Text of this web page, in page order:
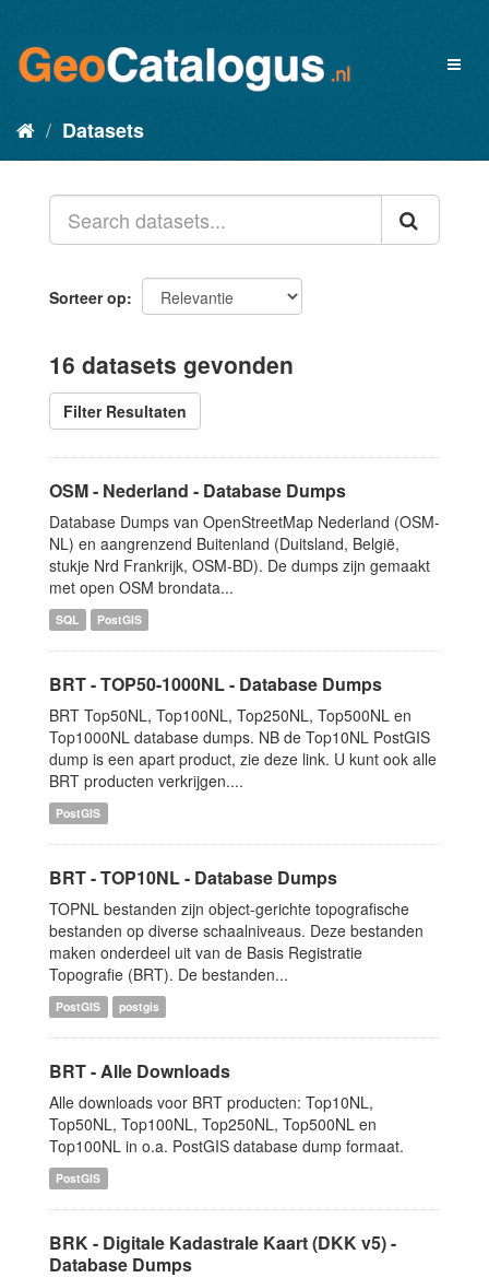
Datasets
Sorteer op
16 datasets gevonden
Filter Resultaten
OSM - Nederland - Database Dumps
Database Dumps van OpenStreetMap Nederland (OSM-
NL) en aangrenzend Buitenland (Duitsland, België,
stukje Nrd Frankrijk, OSM-BD). De dumps zijn gemaakt
met open OSM brondata...
SQL PostGIS
BRT - TOP50-1000NL - Database Dumps
BRT Top50NL, Top100NL, Top250NL, Top500NL en
Top1000NL database dumps. NB de Top10NL PostGIS
dump is een apart product, zie deze link. U kunt ook alle
BRT producten verkrijgen....
PostGIS
BRT - TOP10NL - Database Dumps
TOPNL bestanden zijn object-gerichte topografische
bestanden op diverse schaalniveaus. Deze bestanden
maken onderdeel uit van de Basis Registratie
Topografie (BRT). De bestanden...
PostGIS postgis
BRT - Alle Downloads
Alle downloads voor BRT producten: Top10NL,
Top50NL, Top100NL, Top250NL, Top500NL en
Top100NL in o.a. PostGIS database dump formaat.
PostGIS
BRK - Digitale Kadastrale Kaart (DKK v5) -
Database Dumps